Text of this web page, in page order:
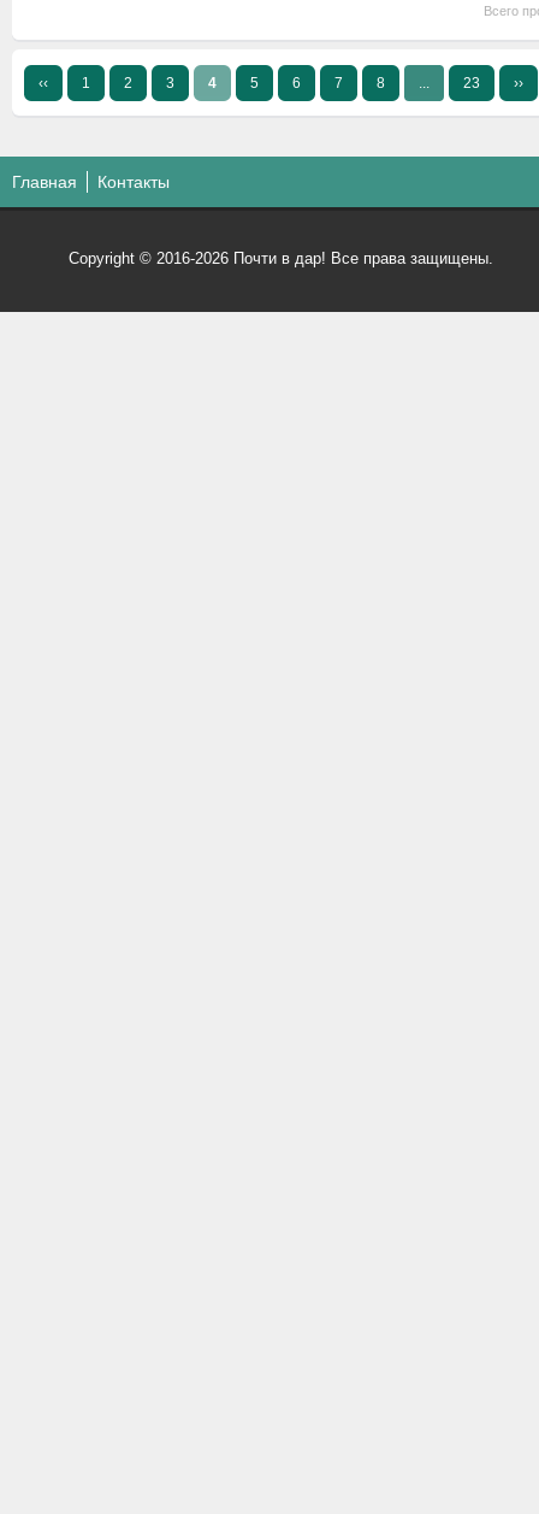
Всего
‹‹ 1 2 3 4 5 6 7 8 23 ››
Главная Контакты
Copyright © 2016-2026 Почти в дар! Все права защищены.